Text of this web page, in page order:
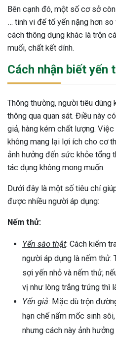
Sau Sinh Có Tự Khỏi
Thông Tin Cần Biết
sau sinh là tình trạng viêm da
phổ biến, khiến đôi bàn tay,
Bên cạnh đó, một số cơ sở
… tinh vi để tổ yến nặng hơn
cách thông dụng khác là trộn
muối, chất kết dính.
Cách nhận biết yến
Thông thường, người tiêu dùng
thông qua quan sát. Điều này
giả, hàng kém chất lượng.
không mang lại lợi ích cho cơ
ảnh hưởng đến sức khỏe tổng
tác dụng không mong muốn.
Dưới đây là một số tiêu chí
được nhiều người áp dụng:
Nếm thử:
Yến sào thật: Cách kiểm
người áp dụng là nếm thử.
sợi yến nhỏ và nếm thử,
vị như lòng trắng trứng thì
Yến giả: Mặc dù trộn
hạn chế nấm mốc sinh
nhưng cách này ảnh